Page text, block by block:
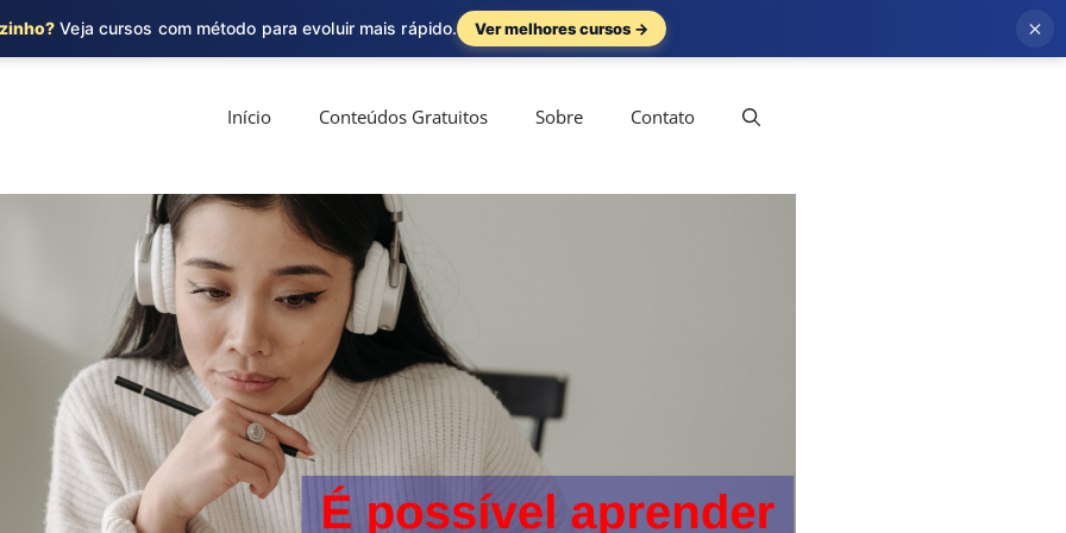
Início Conteúdos Gratuitos Sobre Contato
Veja cursos com método para evoluir mais rápido. Ver melhores cursos → ×